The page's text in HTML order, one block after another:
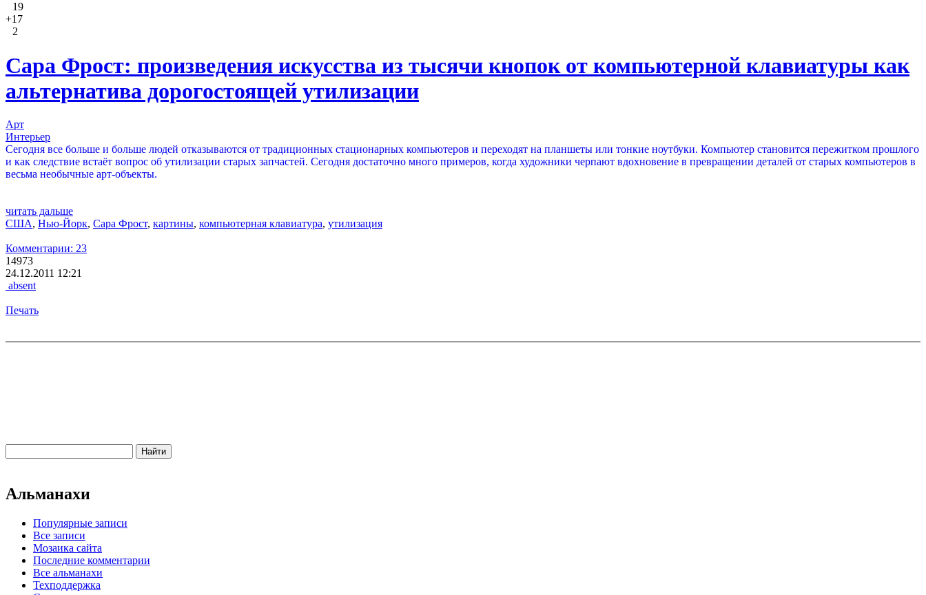
19
+17
2
Сара Фрост: произведения искусства из тысячи кнопок от компьютерной клавиатуры как
альтернатива дорогостоящей утилизации
Арт
Интерьер
Сегодня все больше и больше людей отказываются от традиционных стационарных компьютеров и переходят на планшеты или тонкие ноутбуки. Компьютер становится пережитком прошлого
и как следствие встаёт вопрос об утилизации старых запчастей. Сегодня достаточно много примеров, когда художники черпают вдохновение в превращении деталей от старых компьютеров в
весьма необычные арт-объекты.
читать дальше
США, Нью-Йорк, Сара Фрост, картины, компьютерная клавиатура, утилизация
Комментарии: 23
14973
24.12.2011 12:21
absent
Печать
Альманахи
Популярные записи
Все записи
Мозаика сайта
Последние комментарии
Все альманахи
Техподдержка